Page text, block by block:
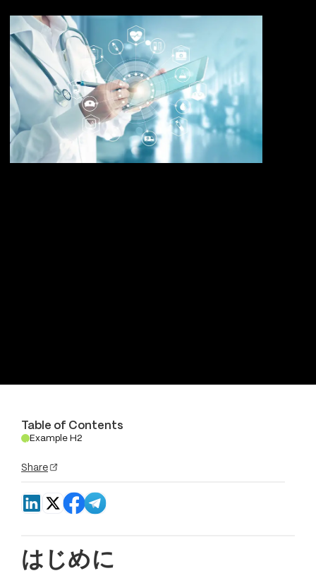
Table of Contents
.Example H2
Share
はじめに